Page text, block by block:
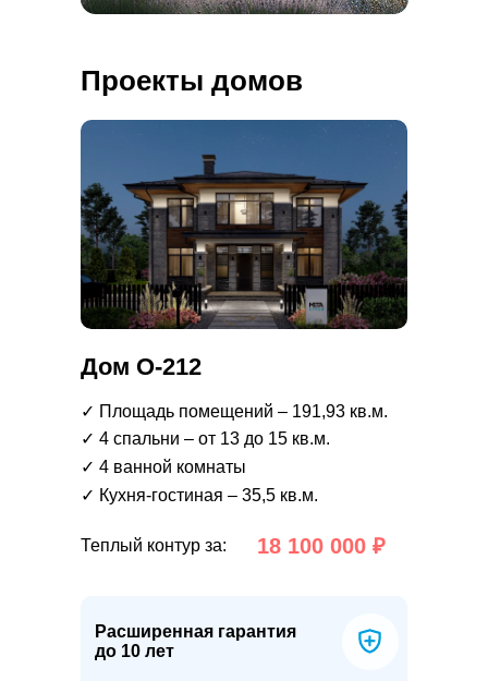
Расширенная гарантия
до 10 лет
Теплый контур за:
✓ Кухня-гостиная – 35,5 кв.м.
✓ 4 ванной комнаты
✓ 4 спальни – от 13 до 15 кв.м.
✓ Площадь помещений – 191,93 кв.м.
18 100 000 ₽
Дом О-212
Проекты домов